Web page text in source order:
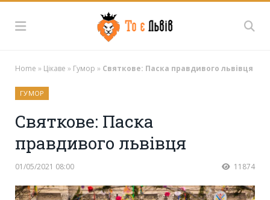
Home » Цікаве » Гумор » Святкове: Паска правдивого львівця
ГУМОР
Святкове: Паска
правдивого львівця
01/05/2021 08:00 11874